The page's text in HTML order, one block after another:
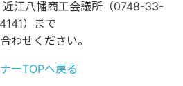
近江八幡商工会議所（0748-33-
4141）まで
わせください。
ーTOPへ戻る